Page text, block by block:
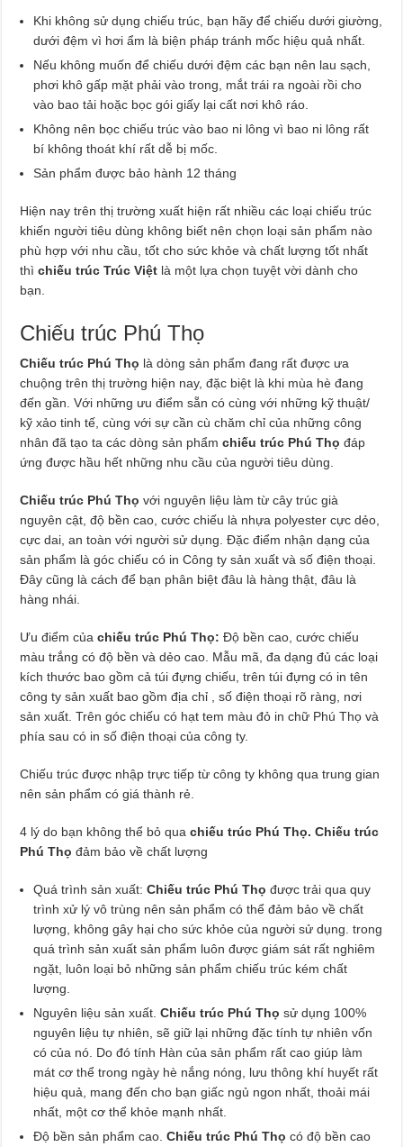
Khi không sử dụng chiếu trúc, bạn hãy để chiếu dưới giường,
dưới đệm vì hơi ẩm là biện pháp tránh mốc hiệu quả nhất.
Nếu không muốn để chiếu dưới đệm các bạn nên lau sạch,
phơi khô gấp mặt phải vào trong, mắt trái ra ngoài rồi cho
vào bao tải hoặc bọc gói giấy lại cất nơi khô ráo.
Không nên bọc chiếu trúc vào bao ni lông vì bao ni lông rất
bí không thoát khí rất dễ bị mốc.
Sản phẩm được bảo hành 12 tháng
Hiện nay trên thị trường xuất hiện rất nhiều các loại chiếu trúc
khiến người tiêu dùng không biết nên chọn loại sản phẩm nào
phù hợp với nhu cầu, tốt cho sức khỏe và chất lượng tốt nhất
thì chiếu trúc Trúc Việt là một lựa chọn tuyệt vời dành cho
bạn.
Chiếu trúc Phú Thọ
Chiếu trúc Phú Thọ là dòng sản phẩm đang rất được ưa
chuộng trên thị trường hiện nay, đặc biệt là khi mùa hè đang
đến gần. Với những ưu điểm sẵn có cùng với những kỹ thuật/
kỹ xảo tinh tế, cùng với sự cần cù chăm chỉ của những công
nhân đã tạo ta các dòng sản phẩm chiếu trúc Phú Thọđáp
ứng được hầu hết những nhu cầu của người tiêu dùng.
Chiếu trúc Phú Thọ với nguyên liệu làm từ cây trúc già
nguyên cật, độ bền cao, cước chiếu là nhựa polyester cực dẻo,
cực dai, an toàn với người sử dụng. Đặc điểm nhận dạng của
sản phẩm là góc chiếu có in Công ty sản xuất và số điện thoại.
Đây cũng là cách để bạn phân biệt đâu là hàng thật, đâu là
hàng nhái.
Ưu điểm củachiếu trúc Phú Thọ:Độ bền cao, cước chiếu
màu trắng có độ bền và dẻo cao. Mẫu mã, đa dạng đủ các loại
kích thước bao gồm cả túi đựng chiếu, trên túi đựng có in tên
công ty sản xuất bao gồm địa chỉ , số điện thoại rõ ràng, nơi
sản xuất. Trên góc chiếu có hạt tem màu đỏ in chữ Phú Thọ và
phía sau có in số điện thoại của công ty.
Chiếu trúc được nhập trực tiếp từ công ty không qua trung gian
nên sản phẩm có giá thành rẻ.
4 lý do bạn không thể bỏ quachiếu trúc Phú Thọ.Chiếu trúc
Phú Thọđảm bảo về chất lượng
Quá trình sản xuất:Chiếu trúc Phú Thọ được trải qua quy
trình xử lý vô trùng nên sản phẩm có thể đảm bảo về chất
lượng, không gây hại cho sức khỏe của người sử dụng. trong
quá trình sản xuất sản phẩm luôn được giám sát rất nghiêm
ngặt, luôn loại bỏ những sản phẩm chiếu trúc kém chất
lượng.
Nguyên liệu sản xuất. Chiếu trúc Phú Thọ sử dụng 100%
nguyên liệu tự nhiên, sẽ giữ lại những đặc tính tự nhiên vốn
có của nó. Do đó tính Hàn của sản phẩm rất cao giúp làm
mát cơ thể trong ngày hè nắng nóng, lưu thông khí huyết rất
hiệu quả, mang đến cho bạn giấc ngủ ngon nhất, thoải mái
nhất, một cơ thể khỏe mạnh nhất.
Độ bền sản phẩm cao. Chiếu trúc Phú Thọ có độ bền cao